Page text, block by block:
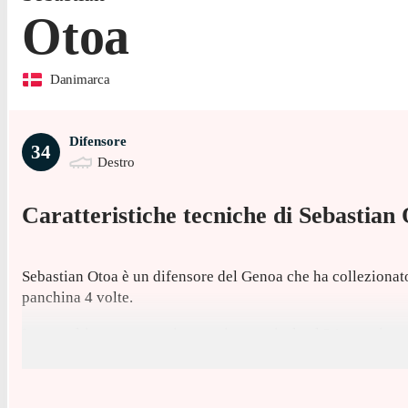
Otoa
Danimarca
34
Difensore
Destro
Caratteristiche tecniche di Sebastian
Sebastian Otoa è un difensore del Genoa che ha
panchina 4 volte.
La sua ultima presenza in campionato risale al 24